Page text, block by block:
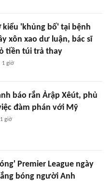
'khủng bố' tại bệnh
xôn xao dư luận, bác sĩ
tiền túi trả thay
1 giờ
báo rắn Ảrập Xêút, phủ
đàm phán với Mỹ
1 giờ
Premier League ngày
bóng người Anh